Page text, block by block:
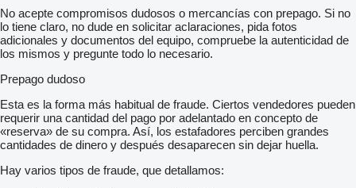
No acepte compromisos dudosos o mercancías con prepago. Si no
lo tiene claro, no dude en solicitar aclaraciones, pida fotos
adicionales y documentos del equipo, compruebe la autenticidad de
los mismos y pregunte todo lo necesario.
Prepago dudoso
Esta es la forma más habitual de fraude. Ciertos vendedores pueden
requerir una cantidad del pago por adelantado en concepto de
«reserva» de su compra. Así, los estafadores perciben grandes
cantidades de dinero y después desaparecen sin dejar huella.
Hay varios tipos de fraude, que detallamos: